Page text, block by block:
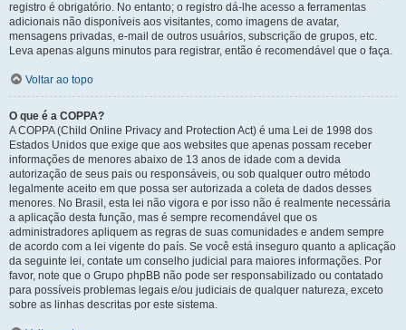
registro é obrigatório. No entanto; o registro dá-lhe acesso a ferramentas
adicionais não disponíveis aos visitantes, como imagens de avatar,
mensagens privadas, e-mail de outros usuários, subscrição de grupos, etc.
Leva apenas alguns minutos para registrar, então é recomendável que o faça.
Voltar ao topo
O que é a COPPA?
A COPPA (Child Online Privacy and Protection Act) é uma Lei de 1998 dos
Estados Unidos que exige que aos websites que apenas possam receber
informações de menores abaixo de 13 anos de idade com a devida
autorização de seus pais ou responsáveis, ou sob qualquer outro método
legalmente aceito em que possa ser autorizada a coleta de dados desses
menores. No Brasil, esta lei não vigora e por isso não é realmente necessária
a aplicação desta função, mas é sempre recomendável que os
administradores apliquem as regras de suas comunidades e andem sempre
de acordo com a lei vigente do país. Se você está inseguro quanto a aplicação
da seguinte lei, contate um conselho judicial para maiores informações. Por
favor, note que o Grupo phpBB não pode ser responsabilizado ou contatado
para possíveis problemas legais e/ou judiciais de qualquer natureza, exceto
sobre as linhas descritas por este sistema.